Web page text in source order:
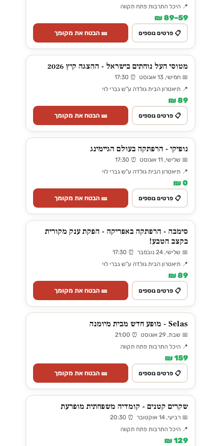
📍 היכל התרבות פתח תקווה
59–89 ₪
📋 פרטים נוספים 🎫 הבטח את מקומך
מטוסי העל נוחתים בישראל - ההצגה קיץ 2026
📅 חמישי, 13 אוגוסט ⏰ 17:30
📍 תיאטרון הבית גולדה ע"ש גברי לוי
89 ₪
📋 פרטים נוספים 🎫 הבטח את מקומך
נופיקי - הרפתקה בעולם הגיימינג
📅 שלישי, 11 אוגוסט ⏰ 17:30
📍 תיאטרון הבית גולדה ע"ש גברי לוי
0 ₪
📋 פרטים נוספים 🎫 הבטח את מקומך
סימבה - הרפתקה באפריקה - הפקת ענק מקורית
בקצב הטבע!
📅 שלישי, 24 נובמבר ⏰ 17:30
📍 תיאטרון הבית גולדה ע"ש גברי לוי
89 ₪
📋 פרטים נוספים 🎫 הבטח את מקומך
Selas - מופע חדש מבית מיומנה
📅 שבת, 29 אוגוסט ⏰ 21:00
📍 היכל התרבות פתח תקווה
159 ₪
📋 פרטים נוספים 🎫 הבטח את מקומך
שקרים קטנים - קומדיה משפחתית מופרעת
📅 רביעי, 14 אוקטובר ⏰ 20:30
📍 היכל התרבות פתח תקווה
129 ₪